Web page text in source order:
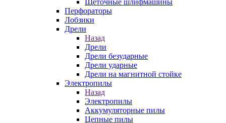
Щеточные шлифмашины
Перфораторы
Лобзики
Дрели
Назад
Дрели
Дрели безударные
Дрели ударные
Дрели на магнитной стойке
Электропилы
Назад
Электропилы
Аккумуляторные пилы
Цепные пилы